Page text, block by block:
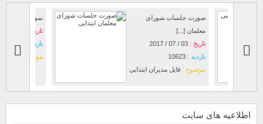
موضوع :
صورت جلسات شورای
معلمان [...]
تاریخ :03 / 07 / 2017
بازدید :10623
موضوع :فایل مدیران ابتدایی
اطلاعیه های سایت